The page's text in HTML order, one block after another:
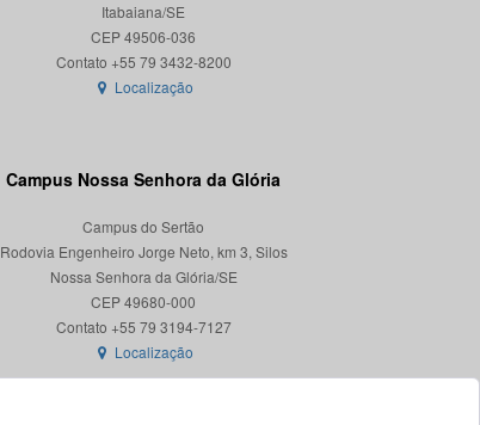
Itabaiana/SE
CEP 49506-036
Localização
Campus Nossa Senhora da Glória
Campus do Sertão
Rodovia Engenheiro Jorge Neto, km 3, Silos
Nossa Senhora da Glória/SE
CEP 49680-000
Contato +55 79 3194-7127
Localização